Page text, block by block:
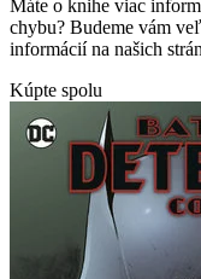
Máte o knihe viac
chybu? Budeme vám
informácií na našich
Kúpte spolu